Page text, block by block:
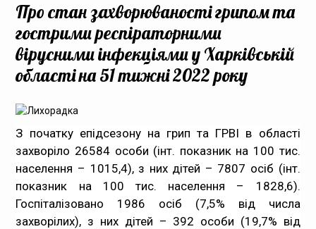
Громадське здоров’я
Безбар’єрність
Громадянам
Медпрацівникам
Про стан захворюваності грипом та
гострими респіраторними
вірусними інфекціями у Харківській
області на 51 тижні 2022 року
З початку епідсезону на грип та ГРВІ в області
захворіло 26584 особи (інт. показник на 100 тис.
населення – 1015,4), з них дітей – 7807 осіб (інт.
показник на 100 тис. населення – 1828,6).
Госпіталізовано 1986 осіб (7,5% від числа
захворілих), з них дітей – 392 особи (19,7% від